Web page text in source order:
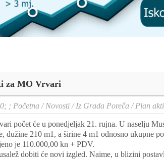
za MO Vrvari
; Početna /Novosti /Iz Grada Poreča /Plan
počet će u ponedjeljak 21. rujna. U naselju
dužine 210 m1, a širine 4 m1 odnosno ukupne
je 110.000,00 kn + PDV.
dobiti će novi izgled. Naime, u blizini